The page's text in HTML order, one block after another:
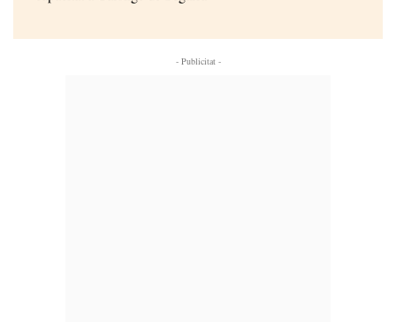
- Publicitat -